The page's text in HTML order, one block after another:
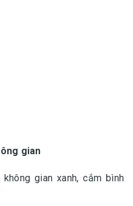
gian
gian xanh, cắm bình